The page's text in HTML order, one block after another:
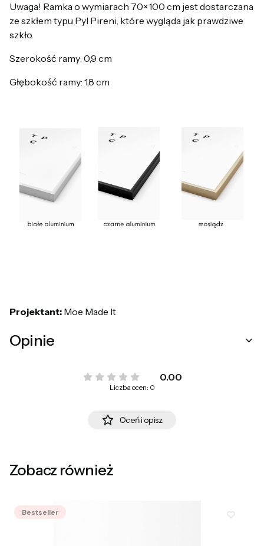
Uwaga! Ramka o wymiarach 70×100 cm jest dostarczana
ze szkłem typu Pyl Pireni, które wygląda jak prawdziwe
szkło.
Szerokość ramy: 0,9 cm
Głębokość ramy: 1,8 cm
Projektant: Moe Made It
Opinie
0.00
Liczba ocen: 0
Oceń i opisz
Zobacz również
Bestseller